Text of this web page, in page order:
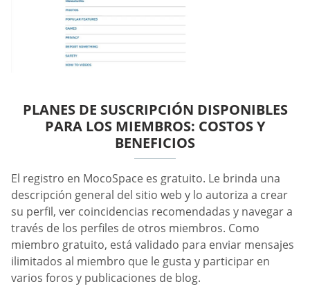
PLANES DE SUSCRIPCIÓN DISPONIBLES
PARA LOS MIEMBROS: COSTOS Y
BENEFICIOS
El registro en MocoSpace es gratuito. Le brinda una
descripción general del sitio web y lo autoriza a crear
su perfil, ver coincidencias recomendadas y navegar a
través de los perfiles de otros miembros. Como
miembro gratuito, está validado para enviar mensajes
ilimitados al miembro que le gusta y participar en
varios foros y publicaciones de blog.